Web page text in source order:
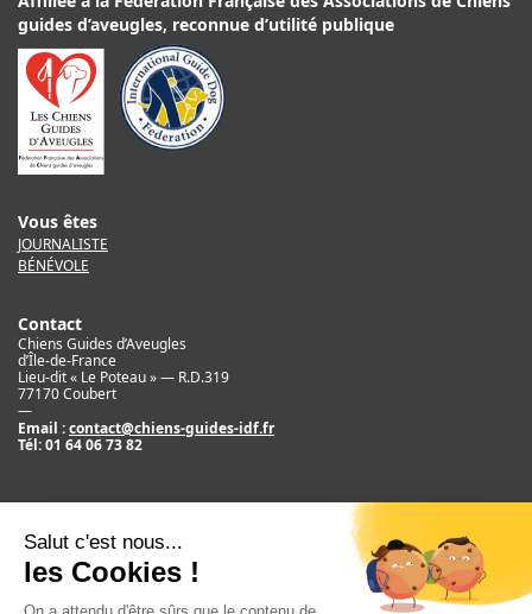
guides d’aveugles, reconnue d’utilité publique
Vous êtes
JOURNALISTE
BÉNÉVOLE
Contact
Chiens Guides d’Aveugles
d’Île-de-France
Lieu-dit « Le Poteau » — R.D.319
77170 Coubert
—
Email :contact@chiens-guides-idf.fr
Tél:01 64 06 73 82
Crédit
©2017 Chiens Guides d’Aveugles d’IDF
Newsletter